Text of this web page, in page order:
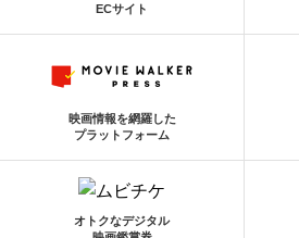
ECサイト
映画情報を網羅した
プラットフォーム
オトクなデジタル